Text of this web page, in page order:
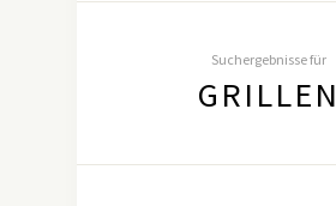
Suchergebnisse für
GRILLEN